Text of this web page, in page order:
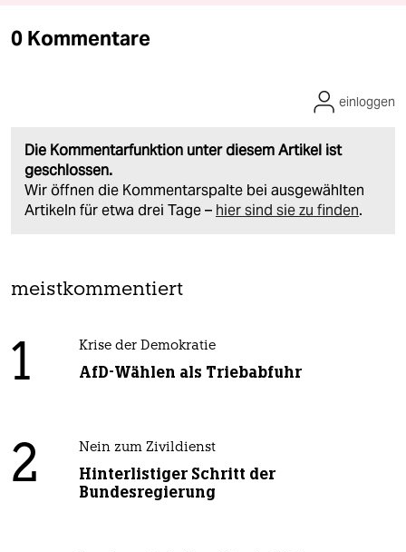
0 Kommentare
Die Kommentarfunktion unter diesem Artikel ist
geschlossen.
Wir öffnen die Kommentarspalte bei ausgewählten
Artikeln für etwa drei Tage – hier sind sie zu finden.
einloggen
meistkommentiert
1 Krise der Demokratie
AfD-Wählen als Triebabfuhr
2 Nein zum Zivildienst
Hinterlistiger Schritt der
Bundesregierung